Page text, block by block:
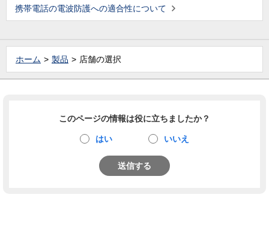
携帯電話の電波防護への適合性について
ホーム 製品 店舗の選択
このページの情報は役に立ちましたか？
はい いいえ
送信する